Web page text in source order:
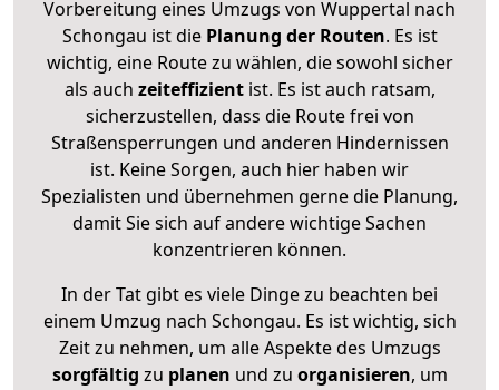
Vorbereitung eines Umzugs von Wuppertal nach
Schongau ist diePlanung der Routen. Es ist
wichtig, eine Route zu wählen, die sowohl sicher
als auch zeiteffizientist. Es ist auch ratsam,
sicherzustellen, dass die Route frei von
Straßensperrungen und anderen Hindernissen
ist. Keine Sorgen, auch hier haben wir
Spezialisten und übernehmen gerne die Planung,
damit Sie sich auf andere wichtige Sachen
konzentrieren können.
In der Tat gibt es viele Dinge zu beachten bei
einem Umzug nach Schongau. Es ist wichtig, sich
Zeit zu nehmen, um alle Aspekte des Umzugs
sorgfältig zu planen und zu organisieren, um